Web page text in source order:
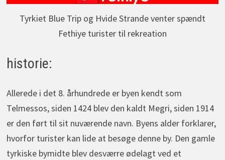
Tyrkiet Blue Trip og Hvide Strande venter spændt
Fethiye turister til rekreation
historie:
Allerede i det 8. århundrede er byen kendt som
Telmessos, siden 1424 blev den kaldt Megri, siden 1914
er den ført til sit nuværende navn. Byens alder forklarer,
hvorfor turister kan lide at besøge denne by. Den gamle
tyrkiske bymidte blev desværre ødelagt ved et